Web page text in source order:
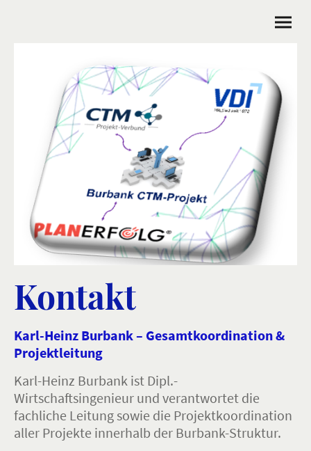
Kontakt
Karl-Heinz Burbank – Gesamtkoordination &
Projektleitung
Karl-Heinz Burbank ist Dipl.-
Wirtschaftsingenieur und verantwortet die
fachliche Leitung sowie die Projektkoordination
aller Projekte innerhalb der Burbank-Struktur.